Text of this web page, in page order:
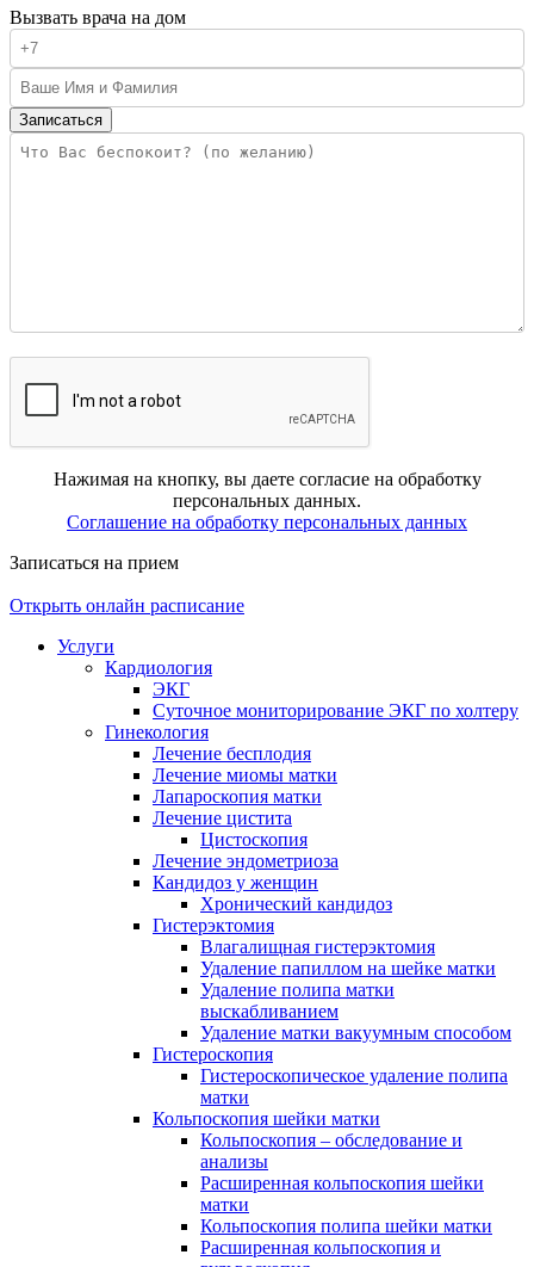
Вызвать врача на дом
Нажимая на кнопку, вы даете согласие на обработку
персональных данных.
Соглашение на обработку персональных данных
Записаться на прием
Открыть онлайн расписание
Услуги
Кардиология
ЭКГ
Суточное мониторирование ЭКГ по холтеру
Гинекология
Лечение бесплодия
Лечение миомы матки
Лапароскопия матки
Лечение цистита
Цистоскопия
Лечение эндометриоза
Кандидоз у женщин
Хронический кандидоз
Гистерэктомия
Влагалищная гистерэктомия
Удаление папиллом на шейке матки
Удаление полипа матки
выскабливанием
Удаление матки вакуумным способом
Гистероскопия
Гистероскопическое удаление полипа
матки
Кольпоскопия шейки матки
Кольпоскопия – обследование и
анализы
Расширенная кольпоскопия шейки
матки
Кольпоскопия полипа шейки матки
Расширенная кольпоскопия и